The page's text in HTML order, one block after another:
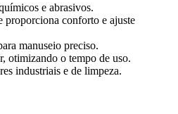
e abrasivos.
proporciona conforto e ajuste
manuseio preciso.
otimizando o tempo de uso.
industriais e de limpeza.